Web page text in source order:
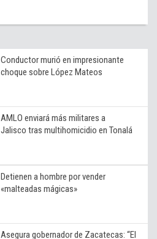
Conductor murió en impresionante
choque sobre López Mateos
AMLO enviará más militares a
Jalisco tras multihomicidio en Tonalá
Detienen a hombre por vender
«malteadas mágicas»
Asegura gobernador de Zacatecas: “El